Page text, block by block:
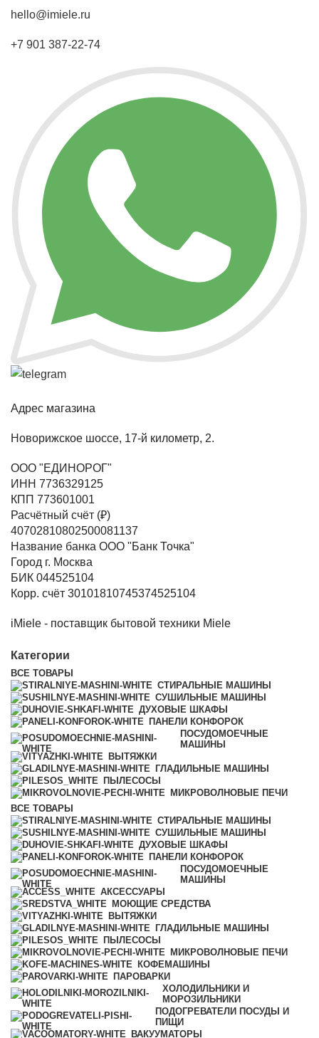
hello@imiele.ru
+7 901 387-22-74
Адрес магазина
Новорижское шоссе, 17-й километр, 2.
ООО "ЕДИНОРОГ"
ИНН 7736329125
КПП 773601001
Расчётный счёт (₽)
40702810802500081137
Название банка ООО "Банк Точка"
Город г. Москва
БИК 044525104
Корр. счёт 30101810745374525104
iMiele - поставщик бытовой техники Miele
Категории
ВСЕ ТОВАРЫ
СТИРАЛЬНЫЕ МАШИНЫ
СУШИЛЬНЫЕ МАШИНЫ
ДУХОВЫЕ ШКАФЫ
ПАНЕЛИ КОНФОРОК
ПОСУДОМОЕЧНЫЕ
МАШИНЫ
ВЫТЯЖКИ
ГЛАДИЛЬНЫЕ МАШИНЫ
ПЫЛЕСОСЫ
МИКРОВОЛНОВЫЕ ПЕЧИ
ВСЕ ТОВАРЫ
СТИРАЛЬНЫЕ МАШИНЫ
СУШИЛЬНЫЕ МАШИНЫ
ДУХОВЫЕ ШКАФЫ
ПАНЕЛИ КОНФОРОК
ПОСУДОМОЕЧНЫЕ
МАШИНЫ
АКСЕССУАРЫ
МОЮЩИЕ СРЕДСТВА
ВЫТЯЖКИ
ГЛАДИЛЬНЫЕ МАШИНЫ
ПЫЛЕСОСЫ
МИКРОВОЛНОВЫЕ ПЕЧИ
КОФЕМАШИНЫ
ПАРОВАРКИ
ХОЛОДИЛЬНИКИ И
МОРОЗИЛЬНИКИ
ПОДОГРЕВАТЕЛИ ПОСУДЫ И
ПИЩИ
ВАКУУМАТОРЫ